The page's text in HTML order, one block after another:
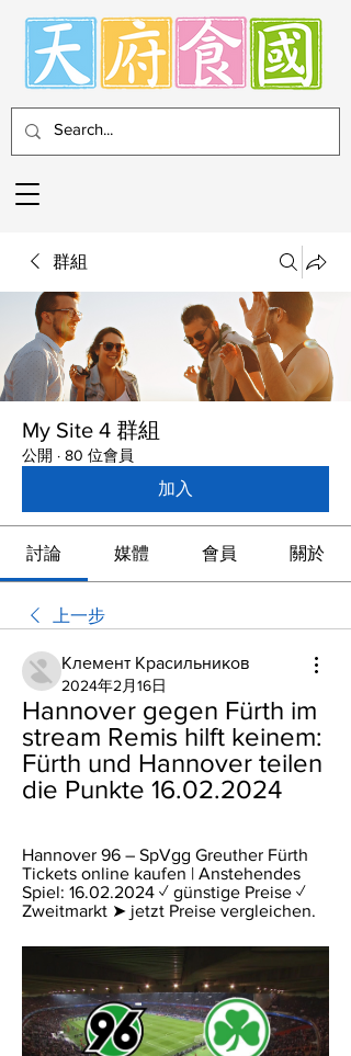
群組
My Site 4 群組
公開 · 80 位會員
加入
討論 媒體 會員 關於
上一步
Клемент Красильников
2024年2月16日
Hannover gegen Fürth im
stream Remis hilft keinem:
Fürth und Hannover teilen
die Punkte 16.02.2024
Hannover 96 – SpVgg Greuther Fürth
Tickets online kaufen | Anstehendes
Spiel: 16.02.2024 ✓ günstige Preise ✓
Zweitmarkt ➤ jetzt Preise vergleichen.